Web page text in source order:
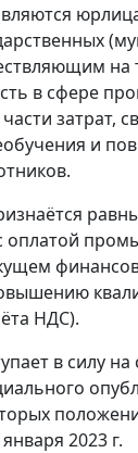
на
в сфере
затрат,
и
оплатой
НДС).
в силу
2023 г.